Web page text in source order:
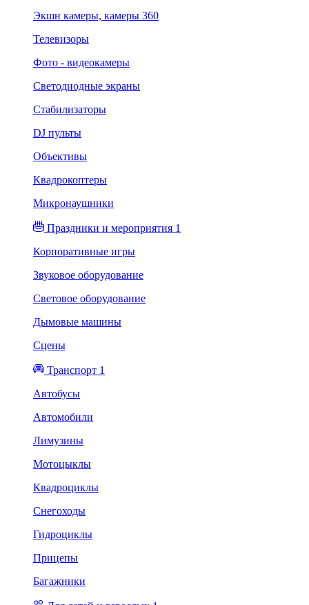
Экшн камеры, камеры 360
Телевизоры
Фото - видеокамеры
Светодиодные экраны
Стабилизаторы
DJ пульты
Объективы
Квадрокоптеры
Микронаушники
Праздники и мероприятия 1
Корпоративные игры
Звуковое оборудование
Световое оборудование
Дымовые машины
Сцены
Транспорт 1
Автобусы
Автомобили
Лимузины
Мотоцыклы
Квадроциклы
Снегоходы
Гидроциклы
Прицепы
Багажники